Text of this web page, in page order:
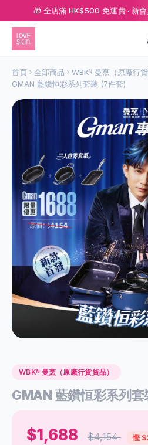
🎁 全店滿 HK$500 免運費 · 新
首頁 全部商品
WBKᴺ 曼烹（原廠行貨
GMAN 藍鑽恒彩系列套裝 (7件套)
WBKᴺ 曼烹（原廠行貨貨品）
GMAN 藍鑽恒彩系列
$1,688 $4,154 慳